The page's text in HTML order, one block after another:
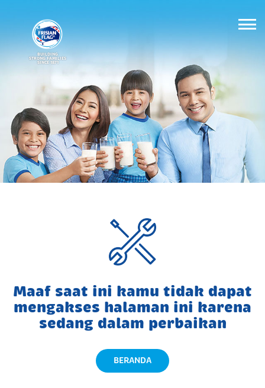
BUILDING
STRONG FAMILIES
SINCE 1871
Maaf saat ini kamu tidak dapat
mengakses halaman ini karena
sedang dalam perbaikan
BERANDA